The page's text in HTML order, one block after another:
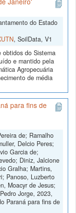
do Estado
, SoilData, V1
obtidos do Sistema
e mantido pela
Agropecuária
de média
para fins de
de; Ramalho
Delcio Peres;
Garcia de;
Diniz, Jalcione
Gralha; Martins,
Panoso, Luzberto
Moacyr de Jesus;
Jorge, 2023,
Paraná para fins de